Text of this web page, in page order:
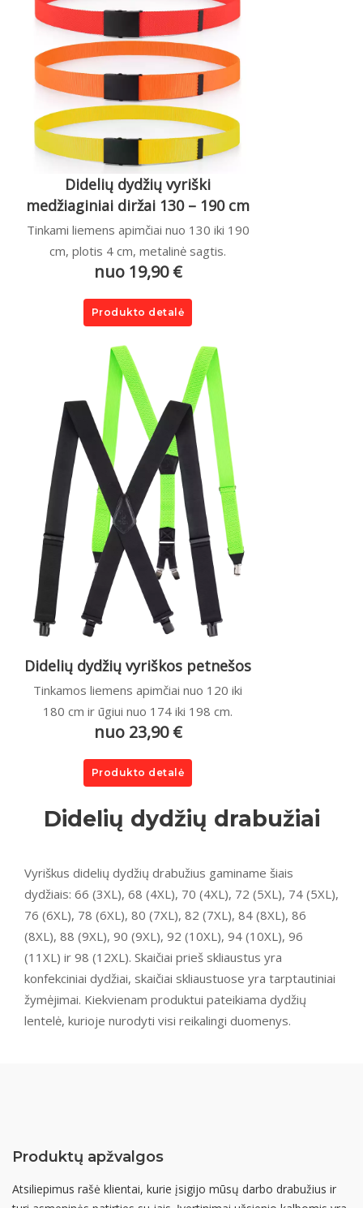
Didelių dydžių vyriški
medžiaginiai diržai 130 – 190 cm
Tinkami liemens apimčiai nuo 130 iki 190
cm, plotis 4 cm, metalinė sagtis.
nuo 19,90 €
Produkto detalė
Didelių dydžių vyriškos petnešos
Tinkamos liemens apimčiai nuo 120 iki
180 cm ir ūgiui nuo 174 iki 198 cm.
nuo 23,90 €
Produkto detalė
Didelių dydžių drabužiai
Vyriškus didelių dydžių drabužius gaminame šiais
dydžiais: 66 (3XL), 68 (4XL), 70 (4XL), 72 (5XL), 74 (5XL),
76 (6XL), 78 (6XL), 80 (7XL), 82 (7XL), 84 (8XL), 86
(8XL), 88 (9XL), 90 (9XL), 92 (10XL), 94 (10XL), 96
(11XL) ir 98 (12XL). Skaičiai prieš skliaustus yra
konfekciniai dydžiai, skaičiai skliaustuose yra tarptautiniai
žymėjimai. Kiekvienam produktui pateikiama dydžių
lentelė, kurioje nurodyti visi reikalingi duomenys.
Produktų apžvalgos
Atsiliepimus rašė klientai, kurie įsigijo mūsų darbo drabužius ir